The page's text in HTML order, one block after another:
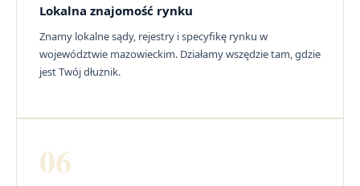
Lokalna znajomość rynku
Znamy lokalne sądy, rejestry i specyfikę rynku w
województwie mazowieckim. Działamy wszędzie tam, gdzie
jest Twój dłużnik.
06